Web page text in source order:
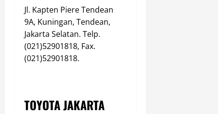
Jl. Kapten Piere Tendean
9A, Kuningan, Tendean,
Jakarta Selatan. Telp.
(021)52901818, Fax.
(021)52901818.
TOYOTA JAKARTA